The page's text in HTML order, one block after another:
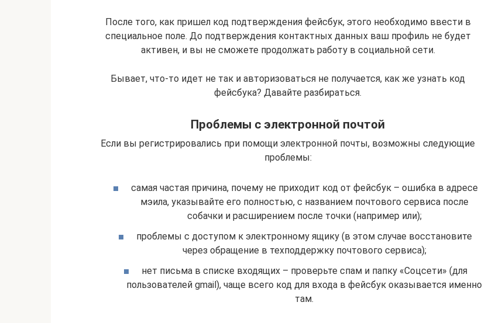
После того, как пришел код подтверждения фейсбук, этого необходимо ввести в
специальное поле. До подтверждения контактных данных ваш профиль не будет
активен, и вы не сможете продолжать работу в социальной сети.
Бывает, что-то идет не так и авторизоваться не получается, как же узнать код
фейсбука? Давайте разбираться.
Проблемы с электронной почтой
Если вы регистрировались при помощи электронной почты, возможны следующие
проблемы:
самая частая причина, почему не приходит код от фейсбук – ошибка в адресе
мэила, указывайте его полностью, с названием почтового сервиса после
собачки и расширением после точки (например или);
проблемы с доступом к электронному ящику (в этом случае восстановите
через обращение в техподдержку почтового сервиса);
нет письма в списке входящих – проверьте спам и папку «Соцсети» (для
пользователей gmail), чаще всего код для входа в фейсбук оказывается именно
там.